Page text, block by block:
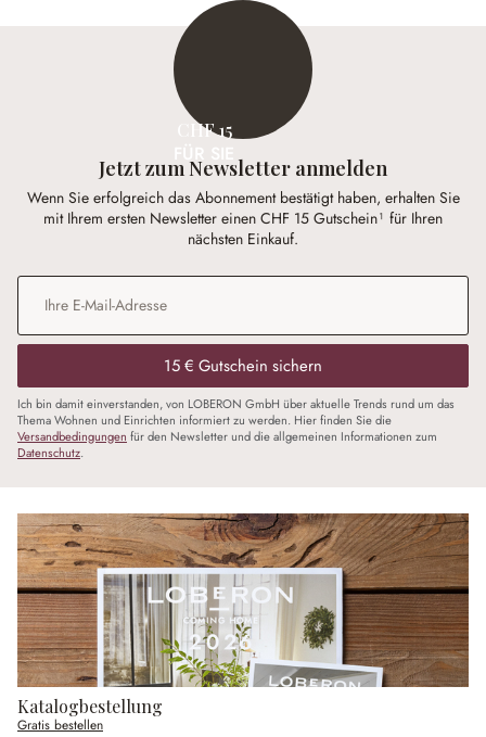
CHF 15
Jetzt zum Newsletter anmelden
Wenn Sie erfolgreich das Abonnement bestätigt haben, erhalten Sie
mit Ihrem ersten Newsletter einen CHF 15 Gutschein¹ für Ihren
nächsten Einkauf.
E-Mail-Adresse
15 € Gutschein sichern
Ich bin damit einverstanden, von LOBERON GmbH über aktuelle Trends rund um das
Thema Wohnen und Einrichten informiert zu werden. Hier finden Sie die
Versandbedingungen für den Newsletter und die allgemeinen Informationen zum
Datenschutz.
Katalogbestellung
Gratis bestellen